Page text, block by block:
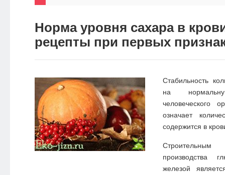
БЛОГ
Норма уровня сахара в
рецепты при первых
Стабильность
на
человеческого
означает
содержится в
производства
железой